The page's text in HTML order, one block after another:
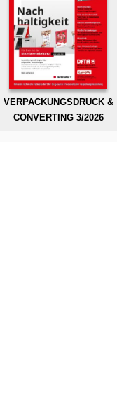
VERPACKUNGSDRUCK &
CONVERTING 3/2026